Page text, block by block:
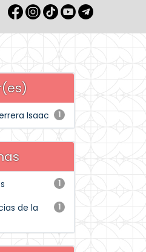
1
Isaac
1
1
de la